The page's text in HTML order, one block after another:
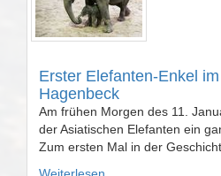
Erster Elefanten-Enkel
Hagenbeck
Am frühen Morgen des 11.
der Asiatischen Elefanten ein
Zum ersten Mal in der